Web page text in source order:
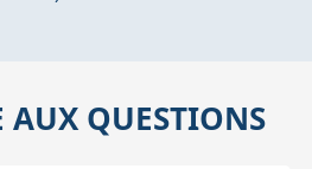
AUX QUESTIONS